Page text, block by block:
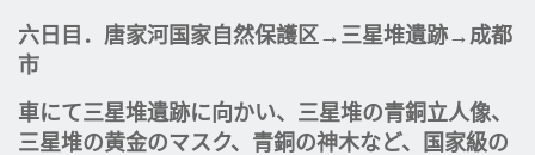
六日目．唐家河国家自然保護区→三星堆遺跡→成都
市
車にて三星堆遺跡に向かい、三星堆の青銅立人像、
三星堆の黄金のマスク、青銅の神木など、国家級の